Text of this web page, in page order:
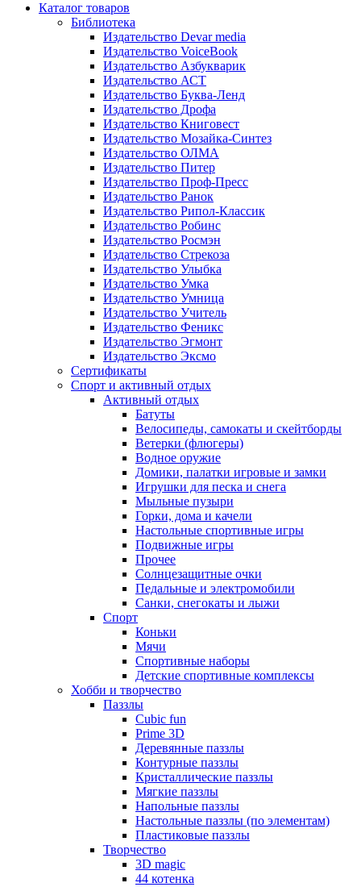
Каталог товаров
Библиотека
Издательство Devar media
Издательство VoiceBook
Издательство Азбукварик
Издательство АСТ
Издательство Буква-Ленд
Издательство Дрофа
Издательство Книговест
Издательство Мозайка-Синтез
Издательство ОЛМА
Издательство Питер
Издательство Проф-Пресс
Издательство Ранок
Издательство Рипол-Классик
Издательство Робинс
Издательство Росмэн
Издательство Стрекоза
Издательство Улыбка
Издательство Умка
Издательство Умница
Издательство Учитель
Издательство Феникс
Издательство Эгмонт
Издательство Эксмо
Сертификаты
Спорт и активный отдых
Активный отдых
Батуты
Велосипеды, самокаты и скейтборды
Ветерки (флюгеры)
Водное оружие
Домики, палатки игровые и замки
Игрушки для песка и снега
Мыльные пузыри
Горки, дома и качели
Настольные спортивные игры
Подвижные игры
Прочее
Солнцезащитные очки
Педальные и электромобили
Санки, снегокаты и лыжи
Спорт
Коньки
Мячи
Спортивные наборы
Детские спортивные комплексы
Хобби и творчество
Паззлы
Cubic fun
Prime 3D
Деревянные паззлы
Контурные паззлы
Кристаллические паззлы
Мягкие паззлы
Напольные паззлы
Настольные паззлы (по элементам)
Пластиковые паззлы
Творчество
3D magic
44 котенка